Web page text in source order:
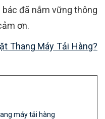
bác đã nắm vững thông
ơn.
Thang Máy Tải Hàng?
máy tải hàng